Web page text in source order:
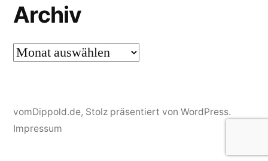
Archiv
Archiv
vomDippold.de, Stolz präsentiert von WordPress.
Impressum